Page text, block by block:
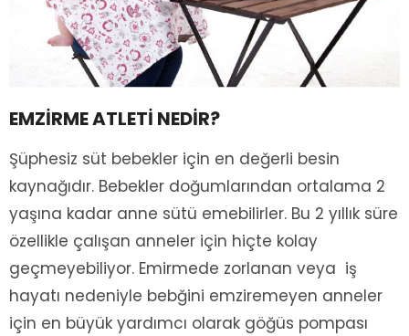
EMZİRME ATLETİ NEDİR?
Şüphesiz süt bebekler için en değerli besin
kaynağıdır. Bebekler doğumlarından ortalama 2
yaşına kadar anne sütü emebilirler. Bu 2 yıllık süre
özellikle çalışan anneler için hiçte kolay
geçmeyebiliyor. Emirmede zorlanan veya iş
hayatı nedeniyle bebğini emziremeyen anneler
için en büyük yardımcı olarak göğüs pompası